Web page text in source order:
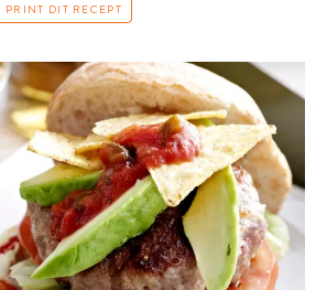
PRINT DIT RECEPT